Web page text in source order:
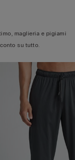
maglieria e pigiami
su tutto.